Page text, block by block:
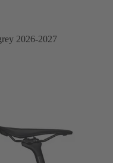
2026-2027